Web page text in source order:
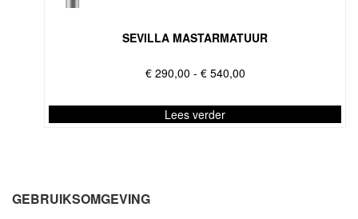
productpagina
SEVILLA MASTARMATUUR
€290,00 - €540,00Prijsklasse:
tot
€ 540,00
Lees verder
variaties.
GEBRUIKSOMGEVING